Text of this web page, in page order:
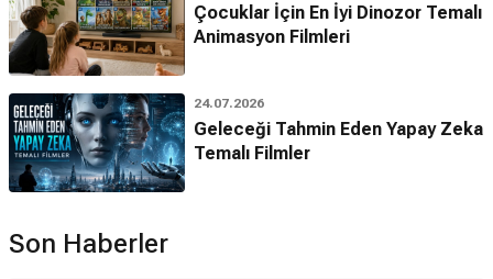
Çocuklar İçin En İyi Dinozor Temalı
Animasyon Filmleri
24.07.2026
Geleceği Tahmin Eden Yapay Zeka
Temalı Filmler
Son Haberler